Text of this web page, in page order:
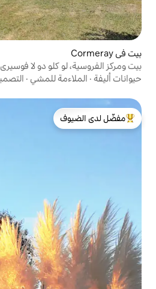
دو لا فوسيري.
·التصميم
الضيوف